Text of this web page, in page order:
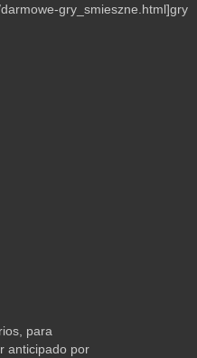
gry_smieszne.html]gry
para
anticipado por